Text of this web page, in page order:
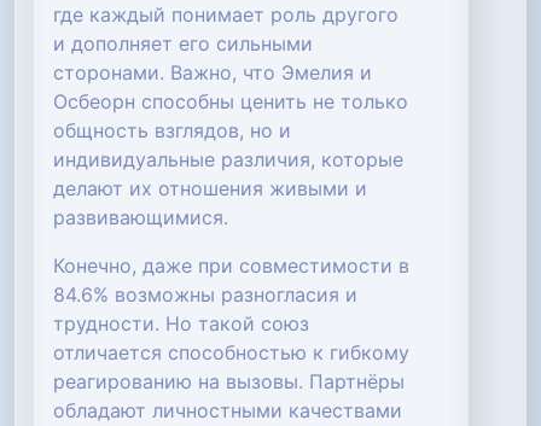
где каждый понимает роль другого
и дополняет его сильными
сторонами. Важно, что Эмелия и
Осбеорн способны ценить не только
общность взглядов, но и
индивидуальные различия, которые
делают их отношения живыми и
развивающимися.
Конечно, даже при совместимости в
84.6% возможны разногласия и
трудности. Но такой союз
отличается способностью к гибкому
реагированию на вызовы. Партнёры
обладают личностными качествами